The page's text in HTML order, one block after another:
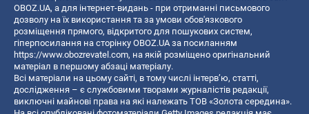
OBOZ.UA, а для інтернет-видань - при отриманні письмового
дозволу на їх використання та за умови обов'язкового
розміщення прямого, відкритого для пошукових систем,
гіперпосилання на сторінку OBOZ.UA за посиланням
https://www.obozrevatel.com, на якій розміщено оригінальний
матеріал в першому абзаці матеріалу.
Всі матеріали на цьому сайті, в тому числі інтерв’ю, статті,
дослідження – є службовими творами журналістів редакції,
виключні майнові права на які належать ТОВ «Золота середина».